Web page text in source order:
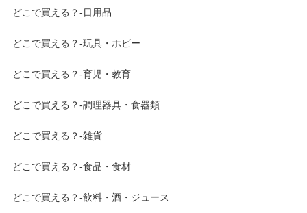
どこで買える？-日用品
どこで買える？-玩具・ホビー
どこで買える？-育児・教育
どこで買える？-調理器具・食器類
どこで買える？-雑貨
どこで買える？-食品・食材
どこで買える？-飲料・酒・ジュース